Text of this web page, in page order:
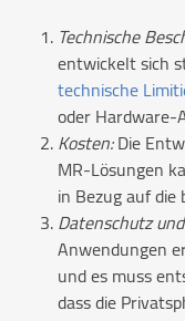
Technische
entwickelt sich
technische
oder
Kosten:Die
MR-Lösungen
in Bezug auf
Datenschutz
Anwendungen
und es muss
dass die